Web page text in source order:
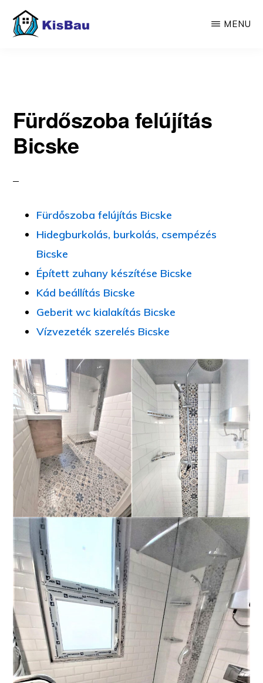
Skip
MENU
Fürdőszoba felújítás
Bicske
Fürdőszoba felújítás Bicske
Hidegburkolás, burkolás, csempézés
Bicske
Épített zuhany készítése Bicske
Kád beállítás Bicske
Geberit wc kialakítás Bicske
Vízvezeték szerelés Bicske